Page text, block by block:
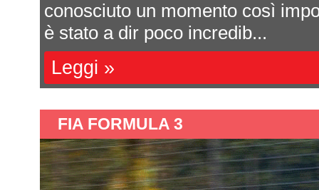
conosciuto un momento così
è stato a dir poco incredib...
Leggi »
FIA FORMULA 3